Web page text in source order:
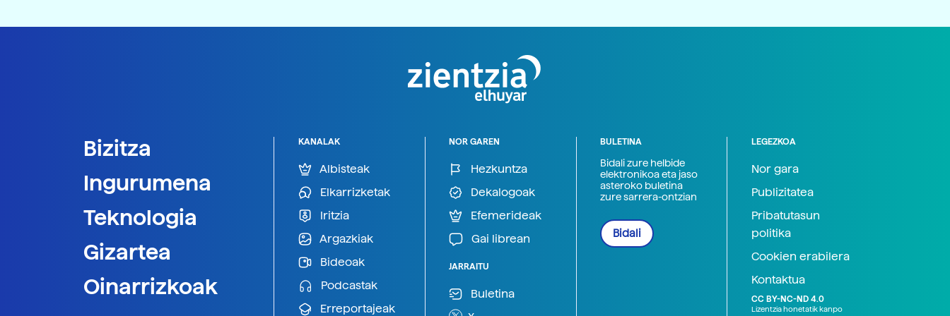
Bizitza
Ingurumena
Teknologia
Gizartea
Oinarrizkoak
KANALAK
Albisteak
Elkarrizketak
Iritzia
Argazkiak
Bideoak
Podcastak
Erreportajeak
NOR GAREN
Hezkuntza
Dekalogoak
Efemerideak
Gai librean
JARRAITU
Buletina
BULETINA
Bidali zure helbide
elektronikoa eta jaso
asteroko buletina
zure sarrera-ontzian
Bidali
LEGEZKOA
Nor gara
Publizitatea
Pribatutasun
politika
Cookien erabilera
Kontaktua
CC BY-NC-ND 4.0
Lizentzia honetatik kanpo